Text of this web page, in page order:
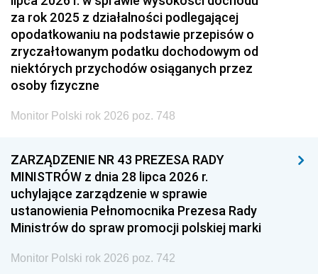
za rok 2025 z działalności podlegającej
opodatkowaniu na podstawie przepisów o
zryczałtowanym podatku dochodowym od
niektórych przychodów osiąganych przez
osoby fizyczne
Monitor Polski rok 2026 poz. 748
ZARZĄDZENIE NR 43 PREZESA RADY
MINISTRÓW z dnia 28 lipca 2026 r.
uchylające zarządzenie w sprawie
ustanowienia Pełnomocnika Prezesa Rady
Ministrów do spraw promocji polskiej marki
Monitor Polski rok 2026 poz. 742